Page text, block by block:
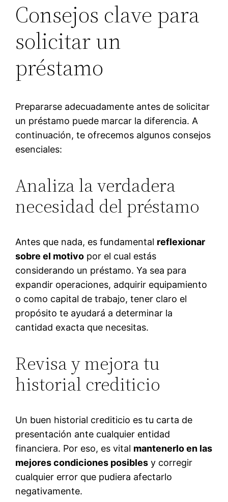
Consejos clave para
solicitar un
préstamo
Prepararse adecuadamente antes de solicitar
un préstamo puede marcar la diferencia. A
continuación, te ofrecemos algunos consejos
esenciales:
Analiza la verdadera
necesidad del préstamo
Antes que nada, es fundamental reflexionar
sobre el motivo por el cual estás
considerando un préstamo. Ya sea para
expandir operaciones, adquirir equipamiento
o como capital de trabajo, tener claro el
propósito te ayudará a determinar la
cantidad exacta que necesitas.
Revisa y mejora tu
historial crediticio
Un buen historial crediticio es tu carta de
presentación ante cualquier entidad
financiera. Por eso, es vital mantenerlo en las
mejores condiciones posibles y corregir
cualquier error que pudiera afectarlo
negativamente.